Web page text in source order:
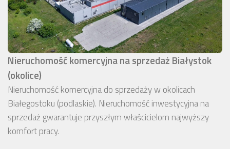
Nieruchomość komercyjna na sprzedaż Białystok
(okolice)
Nieruchomość komercyjna do sprzedaży w okolicach
Białegostoku (podlaskie). Nieruchomość inwestycyjna na
sprzedaż gwarantuje przyszłym właścicielom najwyższy
komfort pracy.